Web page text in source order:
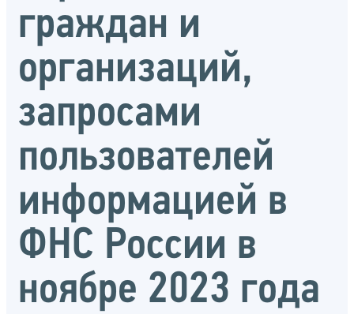
граждан и
организаций,
запросами
пользователей
информацией в
ФНС России в
ноябре 2023 года